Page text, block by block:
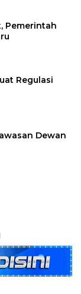
Pemerintah
Regulasi
Dewan